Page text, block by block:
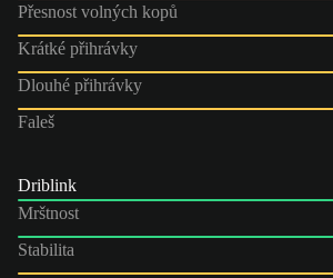
Přesnost volných kopů
Krátké přihrávky
Dlouhé přihrávky
Faleš
Driblink
Mrštnost
Stabilita